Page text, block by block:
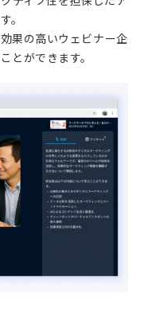
。
果の高いウェビナー企
とができます。